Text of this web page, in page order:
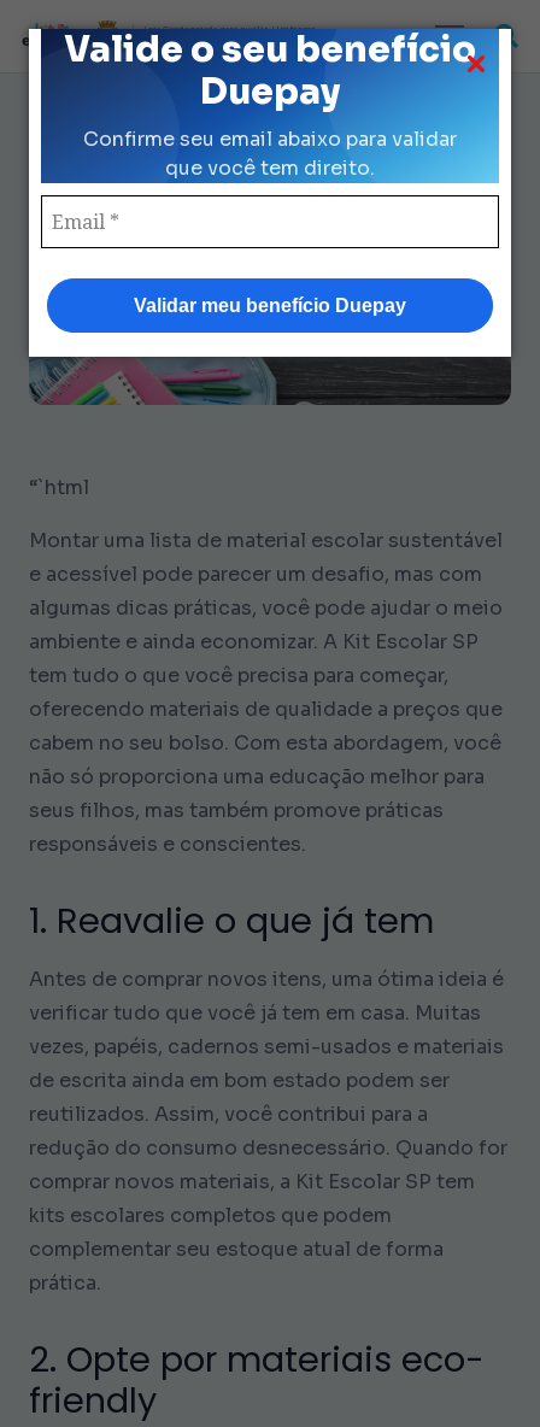
Valide o seu benefício
Duepay
Confirme seu email abaixo para validar
que você tem direito.
Validar meu benefício Duepay
Loja Credenciada para auxilio Uniforme
e Kit Escolar da Prefeitura de São Paulo
Como criar sua lista de material
para escola sustentável e
acessível
“`html
Montar uma lista de material escolar sustentável
e acessível pode parecer um desafio, mas com
algumas dicas práticas, você pode ajudar o meio
ambiente e ainda economizar. A Kit Escolar SP
tem tudo o que você precisa para começar,
oferecendo materiais de qualidade a preços que
cabem no seu bolso. Com esta abordagem, você
não só proporciona uma educação melhor para
seus filhos, mas também promove práticas
responsáveis e conscientes.
1. Reavalie o que já tem
Antes de comprar novos itens, uma ótima ideia é
verificar tudo que você já tem em casa. Muitas
vezes, papéis, cadernos semi-usados e materiais
de escrita ainda em bom estado podem ser
reutilizados. Assim, você contribui para a
redução do consumo desnecessário. Quando for
comprar novos materiais, a Kit Escolar SP tem
kits escolares completos que podem
complementar seu estoque atual de forma
prática.
2. Opte por materiais eco-
friendly